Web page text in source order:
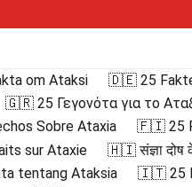
om Ataksi
🇩🇪 25
🇬🇷 25 Γεγονότα για το
Sobre Ataxia
🇫🇮 25
sur Ataxie
🇭🇮 संज्ञा दोष
tentang Ataksia
🇮🇹 25